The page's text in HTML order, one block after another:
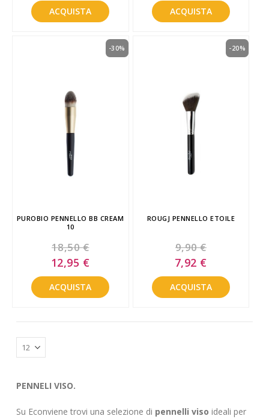
ACQUISTA ACQUISTA
PUROBIO PENNELLO BB CREAM
10
18,50 €
-30%
Special
Price
12,95 €
ACQUISTA
ROUGJ PENNELLO ETOILE
9,90 €
-20%
Special
Price
7,92 €
ACQUISTA
PENNELI VISO.
Su Econviene trovi una selezione di pennelli viso ideali per